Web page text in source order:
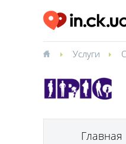
Услуги
Главная